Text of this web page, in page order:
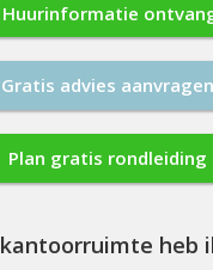
Huurinformatie
Gratis advies aanvragen
Plan gratis rondleiding
kantoorruimte heb